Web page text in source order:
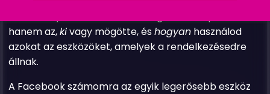
hanem az,kivagy mögötte, éshogyan használod
azokat az eszközöket, amelyek a rendelkezésedre
állnak.
A Facebook számomra az egyik legerősebb eszköz